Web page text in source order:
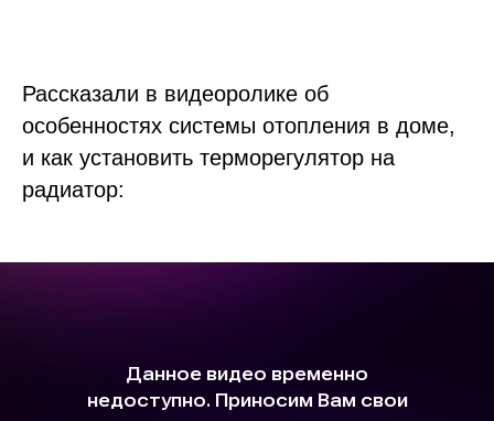
Рассказали в видеоролике об
особенностях системы отопления в доме,
и как установить терморегулятор на
радиатор: